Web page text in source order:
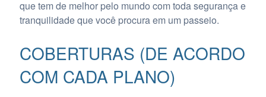
que tem de melhor pelo mundo com toda segurança e
tranquilidade que você procura em um passeio.
COBERTURAS (DE ACORDO
COM CADA PLANO)